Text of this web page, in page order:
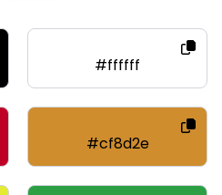
#ffffff
#cf8d2e